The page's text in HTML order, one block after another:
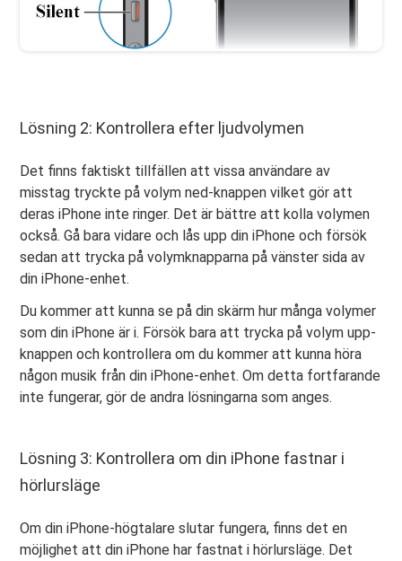
Lösning 2: Kontrollera efter ljudvolymen
Det finns faktiskt tillfällen att vissa användare av
misstag tryckte på volym ned-knappen vilket gör att
deras iPhone inte ringer. Det är bättre att kolla volymen
också. Gå bara vidare och lås upp din iPhone och försök
sedan att trycka på volymknapparna på vänster sida av
din iPhone-enhet.
Du kommer att kunna se på din skärm hur många volymer
som din iPhone är i. Försök bara att trycka på volym upp-
knappen och kontrollera om du kommer att kunna höra
någon musik från din iPhone-enhet. Om detta fortfarande
inte fungerar, gör de andra lösningarna som anges.
Lösning 3: Kontrollera om din iPhone fastnar i
hörlursläge
Om din iPhone-högtalare slutar fungera, finns det en
möjlighet att din iPhone har fastnat i hörlursläge. Det